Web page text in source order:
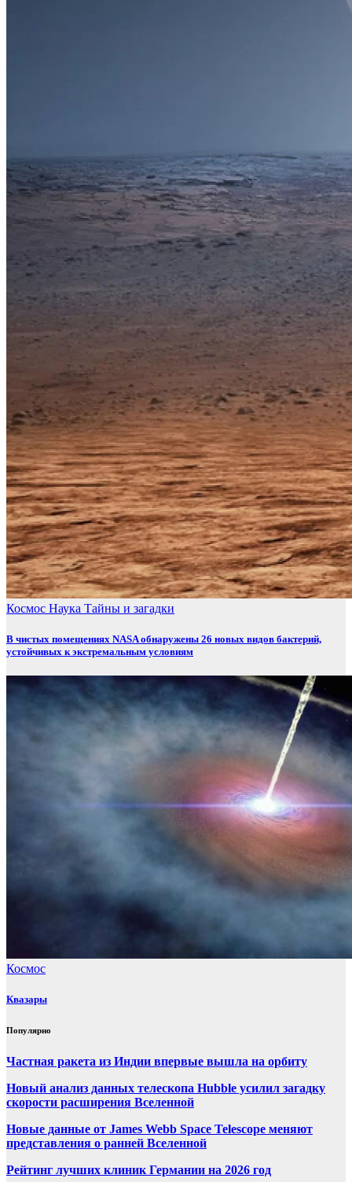
Космос Наука Тайны и загадки
В чистых помещениях NASA обнаружены 26 новых видов бактерий,
устойчивых к экстремальным условиям
Космос
Квазары
Популярно
Частная ракета из Индии впервые вышла на орбиту
Новый анализ данных телескопа Hubble усилил загадку
скорости расширения Вселенной
Новые данные от James Webb Space Telescope меняют
представления о ранней Вселенной
Рейтинг лучших клиник Германии на 2026 год